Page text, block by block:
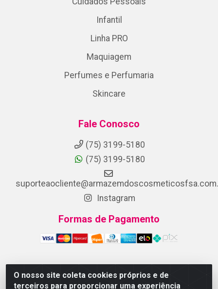
O nosso site coleta cookies próprios e de
terceiros para proporcionar uma experiência
Infantil
Linha PRO
Maquiagem
Perfumes e Perfumaria
Skincare
Fale Conosco
(75) 3199-5180
(75) 3199-5180
Instagram
Formas de Pagamento
ARMAZEM DOS COSMETICOS DISTRIBUIDORA LTDA -
Av.Transnordestina, 2222 - Parque Ipê, Feira de